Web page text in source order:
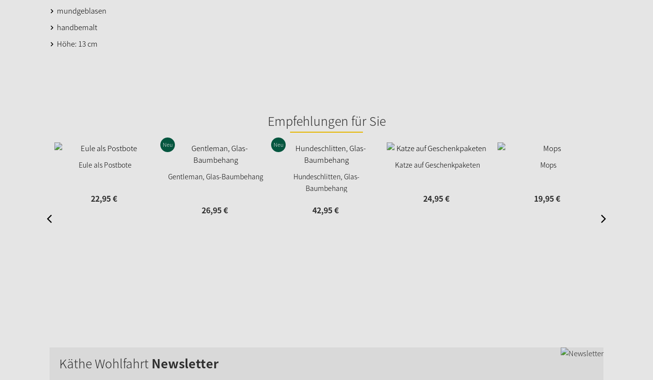
mundgeblasen
handbemalt
Höhe: 13 cm
Empfehlungen für Sie
Eule als Postbote
22,95€
Gentleman, Glas-Baumbehang
Neu
26,95€
Hundeschlitten, Glas-
Baumbehang
Neu
42,95€
Katze auf Geschenkpaketen
24,95€
Mops
19,95€
Käthe Wohlfahrt Newsletter